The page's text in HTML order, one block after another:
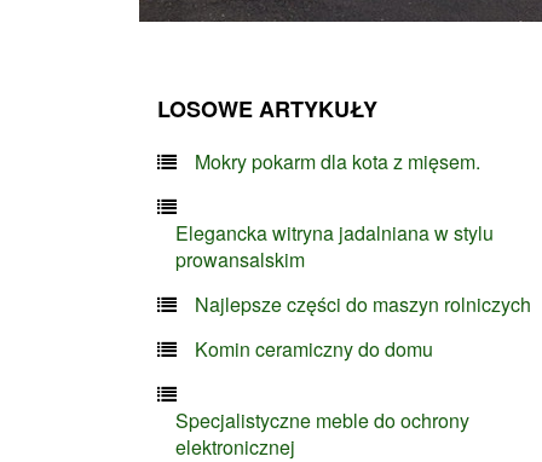
LOSOWE ARTYKUŁY
Mokry pokarm dla kota z mięsem.
Elegancka witryna jadalniana w stylu
prowansalskim
Najlepsze części do maszyn rolniczych
Komin ceramiczny do domu
Specjalistyczne meble do ochrony
elektronicznej